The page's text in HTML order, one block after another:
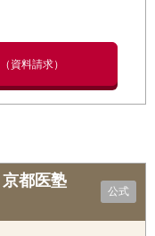
（資料請求）
都医塾
公式